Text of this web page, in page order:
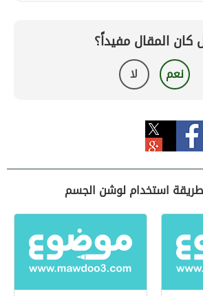
كان المقال مفيداً؟
نعم لا
استخدام لوشن الجسم